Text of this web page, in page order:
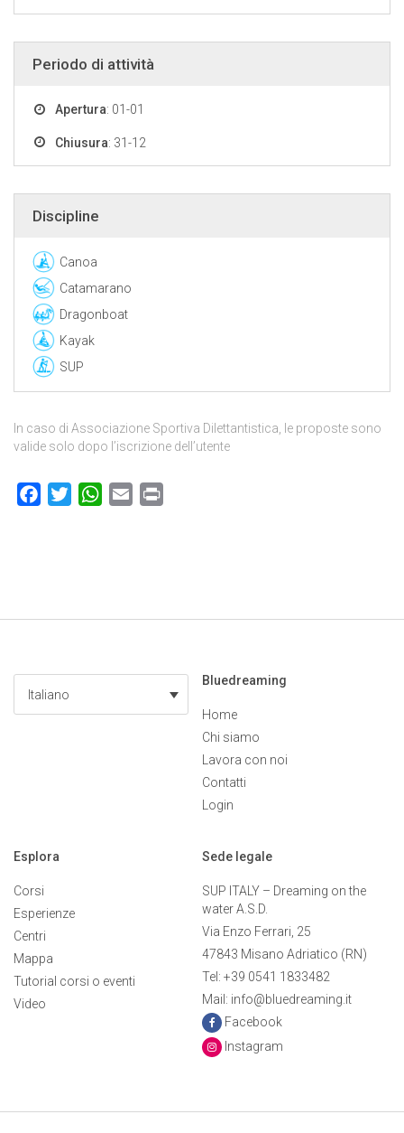
Periodo di attività
Apertura: 01-01
Chiusura: 31-12
Discipline
Canoa
Catamarano
Dragonboat
Kayak
SUP
In caso di Associazione Sportiva Dilettantistica, le proposte sono
valide solo dopo l’iscrizione dell’utente
FacebookTwitterWhatsApp
Email
Italiano
Bluedreaming
Home
Chi siamo
Lavora con noi
Contatti
Login
Esplora
Corsi
Esperienze
Centri
Mappa
Tutorial corsi o eventi
Video
Sede legale
SUP ITALY – Dreaming on the
water A.S.D.
Via Enzo Ferrari, 25
47843 Misano Adriatico (RN)
Tel: +39 0541 1833482
Mail: info@bluedreaming.it
Facebook
Instagram